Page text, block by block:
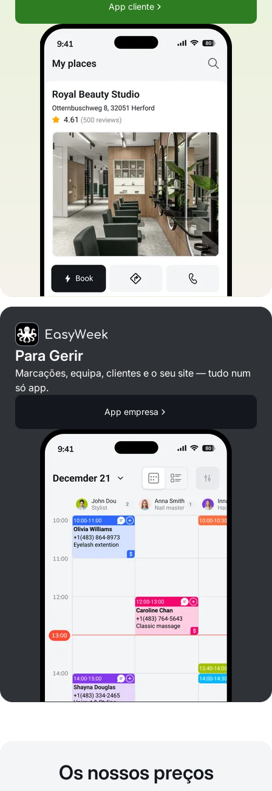
App cliente
Para Gerir
Marcações, equipa, clientes e o seu site — tudo num
só app.
App empresa
Os nossos preços